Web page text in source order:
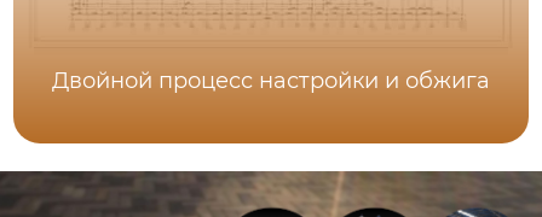
Двойной процесс настройки и обжига